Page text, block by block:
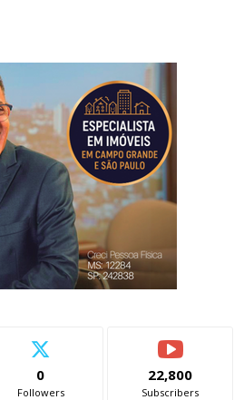
0
Followers
22,800
Subscribers